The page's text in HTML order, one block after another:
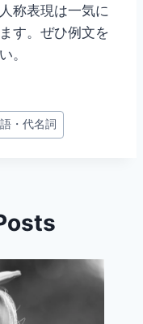
称表現は一気に
す。ぜひ例文を
。
・代名詞